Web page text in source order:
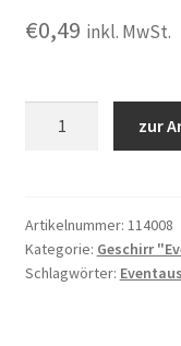
€0,49 inkl. MwSt.
Menge
zur
Artikelnummer: 114008
Kategorie: Geschirr
Schlagwörter: